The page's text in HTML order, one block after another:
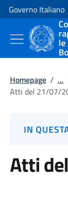
Vai al contenuto
Vai alla navigazione
Governo Italiano
Homepage / ...
Atti del 21/07/
IN
Atti